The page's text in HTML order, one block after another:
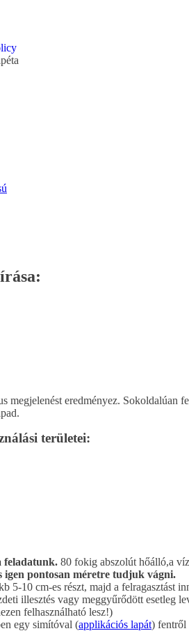
megjelenést eredményez. Sokoldalúan
területei:
feladatunk. 80 fokig abszolút hőálló,a
igen pontosan méretre tudjuk vágni.
10 cm-es részt, majd a felragasztást
illesztés vagy meggyűrődött esetleg
felhasználható lesz!)
egy simítóval (applikációs lapát) fentről